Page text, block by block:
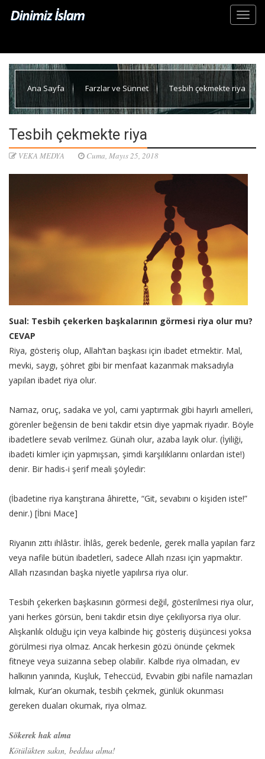
Ana Sayfa Farzlar ve Sünnet Tesbih çekmekte riya
Tesbih çekmekte riya
VEKA MEDYA Cuma, Mayıs 25, 2018
Sual: Tesbih çekerken başkalarının görmesi riya olur mu?
CEVAP
Riya, gösteriş olup, Allah’tan başkası için ibadet etmektir. Mal,
mevki, saygı, şöhret gibi bir menfaat kazanmak maksadıyla
yapılan ibadet riya olur.
Namaz, oruç, sadaka ve yol, cami yaptırmak gibi hayırlı amelleri,
görenler beğensin de beni takdir etsin diye yapmak riyadır. Böyle
ibadetlere sevab verilmez. Günah olur, azaba layık olur. (İyiliği,
ibadeti kimler için yapmışsan, şimdi karşılıklarını onlardan iste!)
denir. Bir hadis-i şerif meali şöyledir:
(İbadetine riya karıştırana âhirette, “Git, sevabını o kişiden iste!”
denir.) [İbni Mace]
Riyanın zıttı ihlâstır. İhlâs, gerek bedenle, gerek malla yapılan farz
veya nafile bütün ibadetleri, sadece Allah rızası için yapmaktır.
Allah rızasından başka niyetle yapılırsa riya olur.
Tesbih çekerken başkasının görmesi değil, gösterilmesi riya olur,
yani herkes görsün, beni takdir etsin diye çekiliyorsa riya olur.
Alışkanlık olduğu için veya kalbinde hiç gösteriş düşüncesi yoksa
görülmesi riya olmaz. Ancak herkesin gözü önünde çekmek
fitneye veya suizanna sebep olabilir. Kalbde riya olmadan, ev
halkının yanında, Kuşluk, Teheccüd, Evvabin gibi nafile namazları
kılmak, Kur’an okumak, tesbih çekmek, günlük okunması
gereken duaları okumak, riya olmaz.
Sökerek hak alma
Kötülükten sakın, beddua alma!